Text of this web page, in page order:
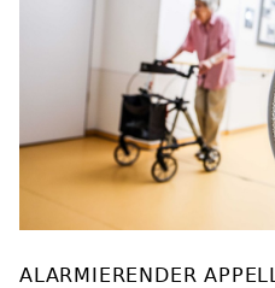
ALARMIERENDER APPELL